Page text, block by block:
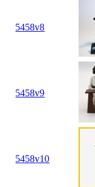
5458v8
5458v9
5458v10